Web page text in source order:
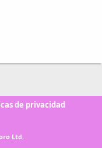
de privacidad
Ltd.